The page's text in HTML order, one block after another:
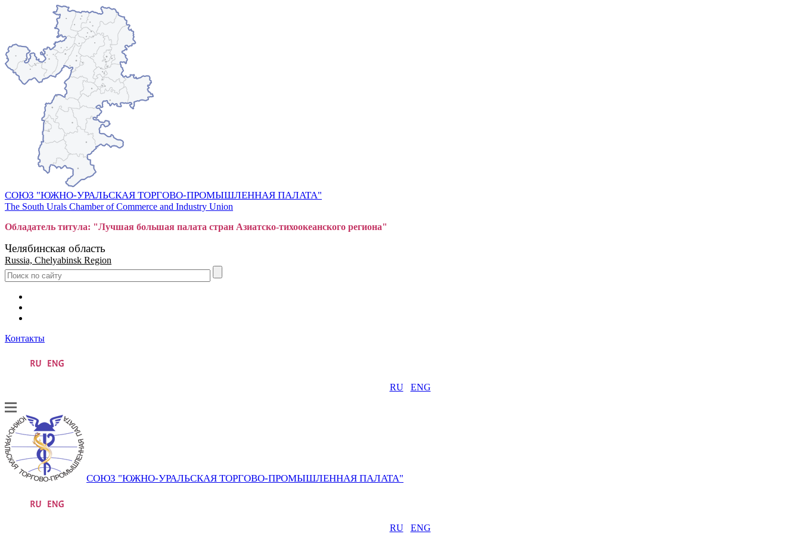
СОЮЗ "ЮЖНО-УРАЛЬСКАЯ ТОРГОВО-ПРОМЫШЛЕННАЯ ПАЛАТА"
The South Urals Chamber of Commerce and Industry Union
Обладатель титула: "Лучшая большая палата стран Азиатско-тихоокеанского региона"
Челябинская область
Russia, Chelyabinsk Region
Контакты
RU ENG
СОЮЗ "ЮЖНО-УРАЛЬСКАЯ ТОРГОВО-ПРОМЫШЛЕННАЯ ПАЛАТА"
RU ENG